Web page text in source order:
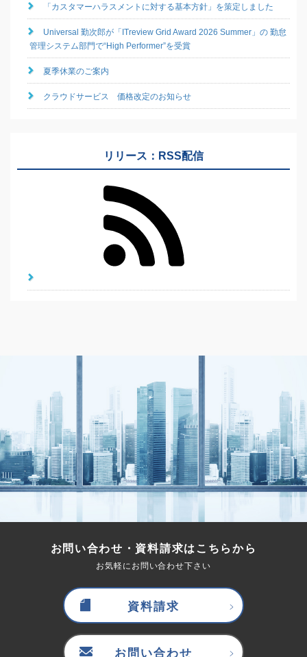
「カスタマーハラスメントに対する基本方針」を策定しました
Universal 勤次郎が「ITreview Grid Award 2026 Summer」の 勤怠
管理システム部門で“High Performer”を受賞
夏季休業のご案内
クラウドサービス 価格改定のお知らせ
リリース：RSS配信
お問い合わせ・資料請求はこちらから
お気軽にお問い合わせ下さい
資料請求
お問い合わせ